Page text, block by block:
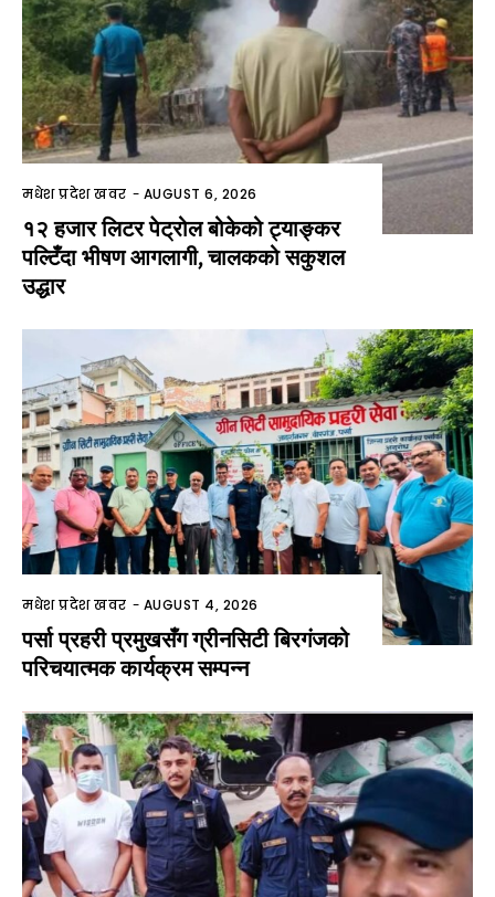
मधेश प्रदेश खवर - AUGUST 6, 2026
१२ हजार लिटर पेट्रोल बोकेको ट्याङ्कर
पल्टिँदा भीषण आगलागी, चालकको सकुशल
उद्धार
मधेश प्रदेश खवर - AUGUST 4, 2026
पर्सा प्रहरी प्रमुखसँग ग्रीनसिटी बिरगंजको
परिचयात्मक कार्यक्रम सम्पन्न